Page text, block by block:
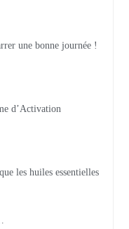
une bonne journée !
d’Activation
les huiles essentielles